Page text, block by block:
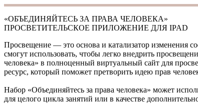
YOU ARE HERE
«ОБЪЕДИНЯЙТЕСЬ ЗА ПРАВА ЧЕЛОВЕКА»
ПРОСВЕТИТЕЛЬСКОЕ ПРИЛОЖЕНИЕ ДЛЯ IPAD
Просвещение — это основа и катализатор изменения
смогут использовать, чтобы легко внедрить
человека» в полноценный виртуальный сайт для
ресурс, который поможет претворить идею прав
Набор «Объединяйтесь за права человека» может
для целого цикла занятий или в качестве